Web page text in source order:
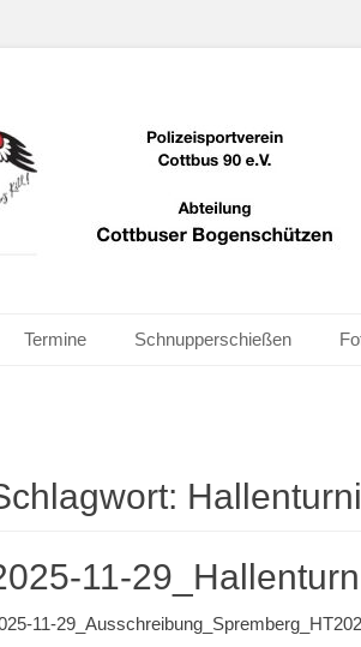
Bogenschützen
Termine Schnupperschießen
11-
11-